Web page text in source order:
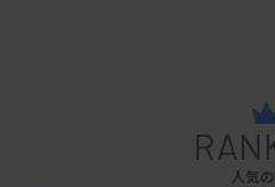
人気